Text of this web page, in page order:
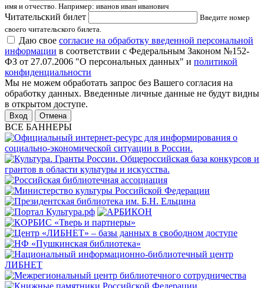
имя и отчество. Например: иванов иван иванович
Читательский билет
Введите номер
своего читательского билета.
Даю свое согласие на обработку введенной персональной
информации в соответствии с Федеральным Законом №152-
ФЗ от 27.07.2006 "О персональных данных" и политикой
конфиденциальности
Мы не можем обработать запрос без Вашего согласия на
обработку данных. Введенные личные данные не будут видны
в открытом доступе.
Отмена
ВСЕ БАННЕРЫ